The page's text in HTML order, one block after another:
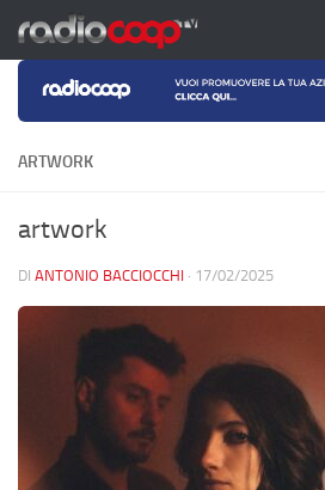
Salta al contenuto
ARTWORK
artwork
DI ANTONIO BACCIOCCHI · 17/02/2025